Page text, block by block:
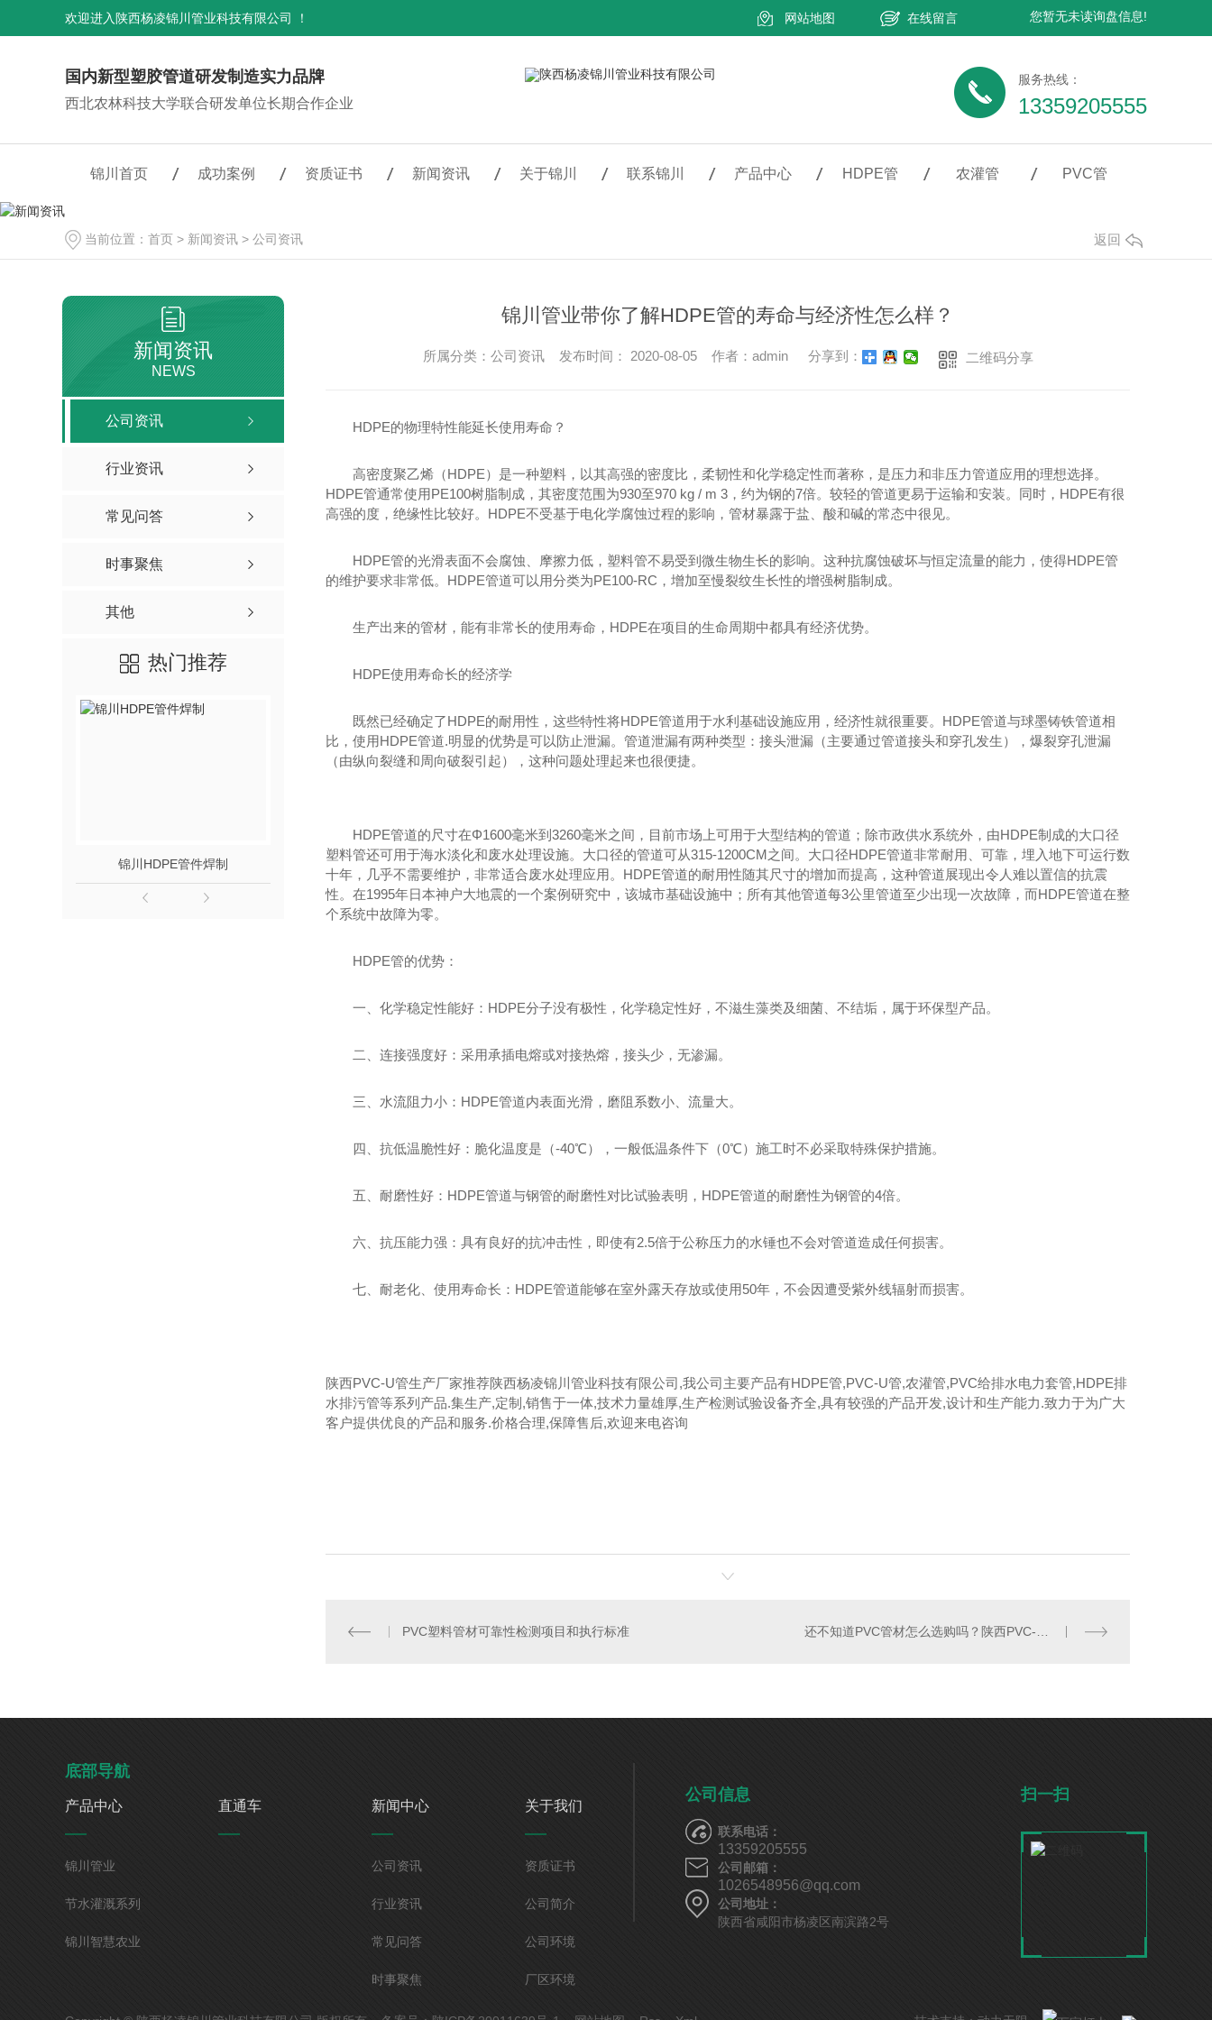
欢迎进入陕西杨凌锦川管业科技有限公司 ！ 网站地图 在线留言 您暂无未读询盘信息!
国内新型塑胶管道研发制造实力品牌
西北农林科技大学联合研发单位长期合作企业
服务热线：
13359205555
锦川首页 成功案例 资质证书 新闻资讯 关于锦川 联系锦川 产品中心 HDPE管 农灌管 PVC管
当前位置： 首页 > 新闻资讯 > 公司资讯 返回
新闻资讯
NEWS
公司资讯
行业资讯
常见问答
时事聚焦
其他
热门推荐
锦川HDPE管件焊制 锦川HDPE管道车间 锦川HDPE管道仓库 锦川HDPE管
锦川管业带你了解HDPE管的寿命与经济性怎么样？
所属分类：公司资讯 发布时间： 2020-08-05 作者：admin 分享到： 二维码分享
HDPE的物理特性能延长使用寿命？
高密度聚乙烯（HDPE）是一种塑料，以其高强的密度比，柔韧性和化学稳定性而著称，是压力和非压力管道应用的理想选择。
HDPE管通常使用PE100树脂制成，其密度范围为930至970 kg / m 3，约为钢的7倍。较轻的管道更易于运输和安装。同时，HDPE有很
高强的度，绝缘性比较好。HDPE不受基于电化学腐蚀过程的影响，管材暴露于盐、酸和碱的常态中很见。
HDPE管的光滑表面不会腐蚀、摩擦力低，塑料管不易受到微生物生长的影响。这种抗腐蚀破坏与恒定流量的能力，使得HDPE管
的维护要求非常低。HDPE管道可以用分类为PE100-RC，增加至慢裂纹生长性的增强树脂制成。
生产出来的管材，能有非常长的使用寿命，HDPE在项目的生命周期中都具有经济优势。
HDPE使用寿命长的经济学
既然已经确定了HDPE的耐用性，这些特性将HDPE管道用于水利基础设施应用，经济性就很重要。HDPE管道与球墨铸铁管道相
比，使用HDPE管道.明显的优势是可以防止泄漏。管道泄漏有两种类型：接头泄漏（主要通过管道接头和穿孔发生），爆裂穿孔泄漏
（由纵向裂缝和周向破裂引起），这种问题处理起来也很便捷。
HDPE管道的尺寸在Φ1600毫米到3260毫米之间，目前市场上可用于大型结构的管道；除市政供水系统外，由HDPE制成的大口径
塑料管还可用于海水淡化和废水处理设施。大口径的管道可从315-1200CM之间。大口径HDPE管道非常耐用、可靠，埋入地下可运行数
十年，几乎不需要维护，非常适合废水处理应用。HDPE管道的耐用性随其尺寸的增加而提高，这种管道展现出令人难以置信的抗震
性。在1995年日本神户大地震的一个案例研究中，该城市基础设施中；所有其他管道每3公里管道至少出现一次故障，而HDPE管道在整
个系统中故障为零。
HDPE管的优势：
一、化学稳定性能好：HDPE分子没有极性，化学稳定性好，不滋生藻类及细菌、不结垢，属于环保型产品。
二、连接强度好：采用承插电熔或对接热熔，接头少，无渗漏。
三、水流阻力小：HDPE管道内表面光滑，磨阻系数小、流量大。
四、抗低温脆性好：脆化温度是（-40℃），一般低温条件下（0℃）施工时不必采取特殊保护措施。
五、耐磨性好：HDPE管道与钢管的耐磨性对比试验表明，HDPE管道的耐磨性为钢管的4倍。
六、抗压能力强：具有良好的抗冲击性，即使有2.5倍于公称压力的水锤也不会对管道造成任何损害。
七、耐老化、使用寿命长：HDPE管道能够在室外露天存放或使用50年，不会因遭受紫外线辐射而损害。
陕西PVC-U管生产厂家推荐陕西杨凌锦川管业科技有限公司,我公司主要产品有HDPE管,PVC-U管,农灌管,PVC给排水电力套管,HDPE排
水排污管等系列产品.集生产,定制,销售于一体,技术力量雄厚,生产检测试验设备齐全,具有较强的产品开发,设计和生产能力.致力于为广大
客户提供优良的产品和服务.价格合理,保障售后,欢迎来电咨询
PVC塑料管材可靠性检测项目和执行标准 还不知道PVC管材怎么选购吗？陕西PVC-U管厂来教大家
底部导航
产品中心
锦川管业
节水灌溉系列
锦川智慧农业
直通车 新闻中心
公司资讯
行业资讯
常见问答
时事聚焦
关于我们
资质证书
公司简介
公司环境
厂区环境
公司信息
联系电话：
13359205555
公司邮箱：
1026548956@qq.com
公司地址：
陕西省咸阳市杨凌区南滨路2号
扫一扫